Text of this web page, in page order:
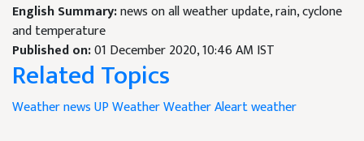
English Summary:news on all weather update, rain, cyclone
and temperature
Published on:01 December 2020, 10:46 AM IST
Related Topics
Weather newsUP WeatherWeather Aleartweather